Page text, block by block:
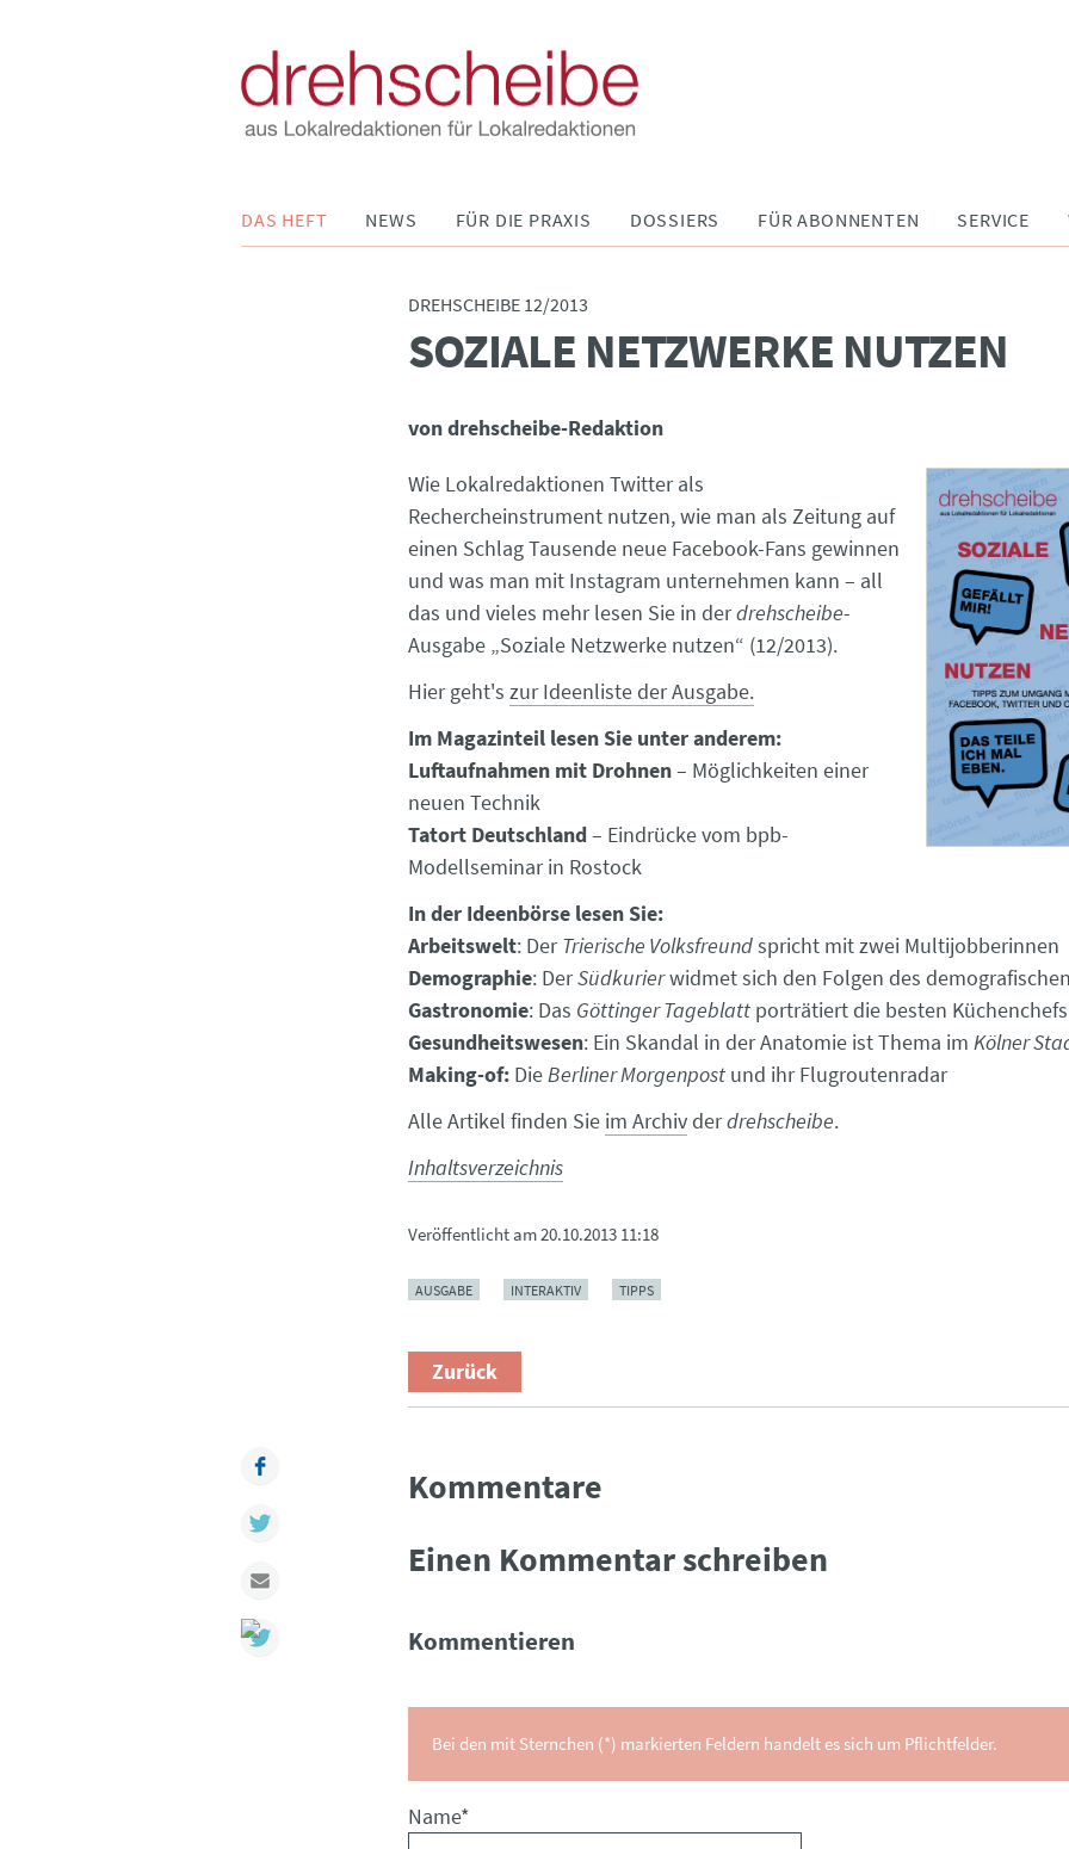
DAS HEFT NEWS FÜR DIE PRAXIS DOSSIERS FÜR ABONNENTEN SERVICE
DREHSCHEIBE 12/2013
:SOZIALE NETZWERKE NUTZEN
von drehscheibe-Redaktion
Wie Lokalredaktionen Twitter als
Rechercheinstrument nutzen, wie man als Zeitung auf
einen Schlag Tausende neue Facebook-Fans gewinnen
und was man mit Instagram unternehmen kann – all
das und vieles mehr lesen Sie in derdrehscheibe-
Ausgabe „Soziale Netzwerke nutzen“ (12/2013).
Hier geht's zur Ideenliste der Ausgabe.
Im Magazinteil lesen Sie unter anderem:
Luftaufnahmen mit Drohnen– Möglichkeiten einer
neuen Technik
Tatort Deutschland– Eindrücke vom bpb-
Modellseminar in Rostock
In der Ideenbörse lesen Sie:
Arbeitswelt: DerTrierische Volksfreundspricht mit zwei Multijobberinnen
Demographie: DerSüdkurierwidmet sich den Folgen des
Gastronomie: Das Göttinger Tageblatt porträtiert die besten
Gesundheitswesen: Ein Skandal in der Anatomie ist Thema im Kölner
Making-of: DieBerliner Morgenpost und ihr Flugroutenradar
Alle Artikel finden Sie im Archivderdrehscheibe.
Inhaltsverzeichnis
Veröffentlicht am20.10.2013 11:18
AUSGABE INTERAKTIV TIPPS
Zurück
Kommentare
Einen Kommentar schreiben
Kommentieren
Bei den mit Sternchen (*) markierten Feldern handelt es sich um Pflichtfelder.
Pflichtfeld
Name*